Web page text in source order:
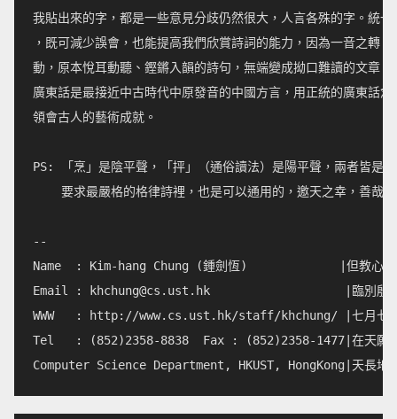
我貼出來的字，都是一些意見分歧仍然很大，人言各殊的字。統一
，既可減少誤會，也能提高我們欣賞詩詞的能力，因為一音之轉，
動，原本悅耳動聽、鏗鏘入韻的詩句，無端變成拗口難讀的文章，
廣東話是最接近中古時代中原發音的中國方言，用正統的廣東話念
領會古人的藝術成就。
PS: 「烹」是陰平聲，「抨」（通俗讀法）是陽平聲，兩者皆是
要求最嚴格的格律詩裡，也是可以通用的，邀天之幸，善哉
--
Name  : Kim-hang Chung (鍾劍恆)             |但教心似今
Email :
khchung@cs.ust.hk
|臨別殷
WWW   : http://www.cs.ust.hk/staff/khchung/ |七月七日
Tel   : (852)2358-8838  Fax : (852)2358-1477|在天願作